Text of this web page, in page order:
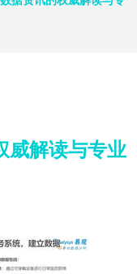
威解读与专业